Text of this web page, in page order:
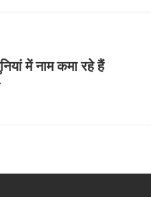
में नाम कमा रहे हैं